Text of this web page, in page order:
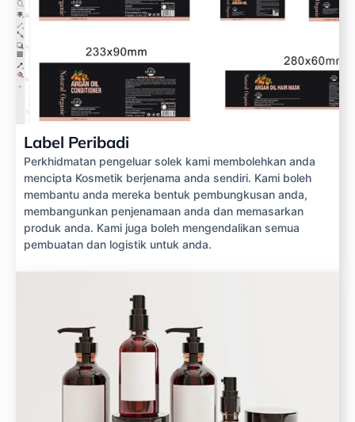
Label Peribadi
Perkhidmatan pengeluar solek kami membolehkan anda
mencipta Kosmetik berjenama anda sendiri. Kami boleh
membantu anda mereka bentuk pembungkusan anda,
membangunkan penjenamaan anda dan memasarkan
produk anda. Kami juga boleh mengendalikan semua
pembuatan dan logistik untuk anda.